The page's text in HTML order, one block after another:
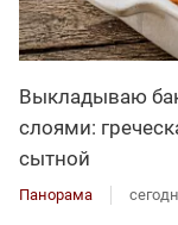
Выкладываю
слоями:
сытной
Панорама